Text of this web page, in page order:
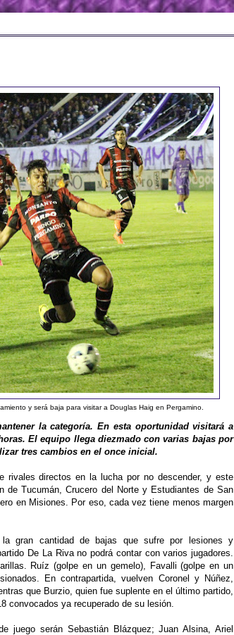
y será baja para visitar a Douglas Haig en Pergamino.
la categoría. En esta oportunidad visitará a
El equipo llega diezmado con varias bajas por
tres cambios en el once inicial.
rivales directos en la lucha por no descender, y este
de Tucumán, Crucero del Norte y Estudiantes de San
en Misiones. Por eso, cada vez tiene menos margen
gran cantidad de bajas que sufre por lesiones y
De La Riva no podrá contar con varios jugadores.
Ruíz (golpe en un gemelo), Favalli (golpe en un
En contrapartida, vuelven Coronel y Núñez,
que Burzio, quien fue suplente en el último partido,
convocados ya recuperado de su lesión.
juego serán Sebastián Blázquez; Juan Alsina, Ariel